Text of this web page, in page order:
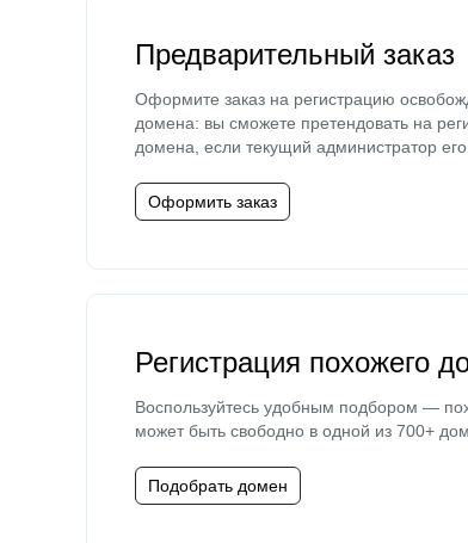
Предварительный заказ
Оформите заказ на регистрацию
домена: вы сможете претендовать на
домена, если текущий администратор
Оформить заказ
Регистрация похожего
Воспользуйтесь удобным подбором —
может быть свободно в одной из 700+
Подобрать домен